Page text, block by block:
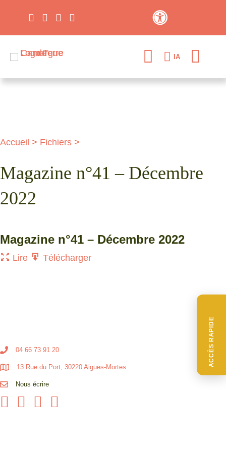
ACCÈS RAPIDE
IA
Accueil > Fichiers >
Magazine n°41 – Décembre
2022
Magazine n°41 – Décembre 2022
Lire Télécharger
04 66 73 91 20
13 Rue du Port, 30220 Aigues-Mortes
Nous écrire